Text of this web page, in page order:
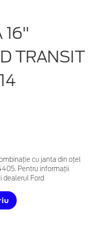
16"
TRANSIT
cu janta din oțel
Pentru informații
dealerul Ford